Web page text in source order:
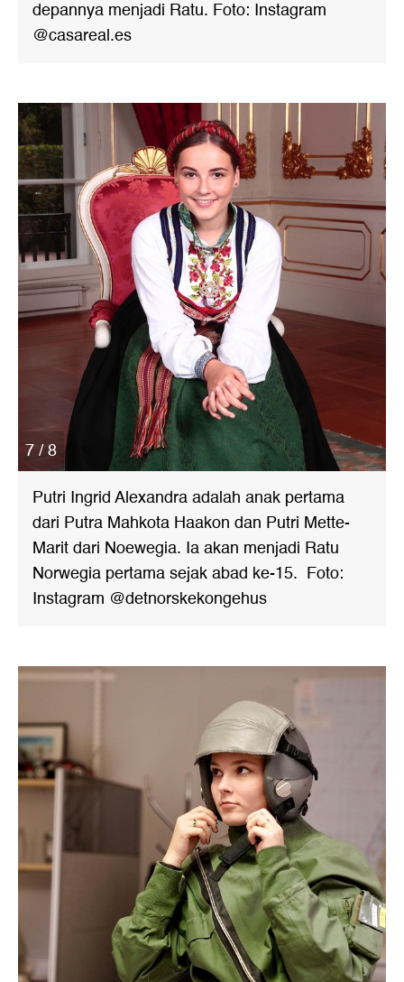
depannya menjadi Ratu. Foto: Instagram
@casareal.es
7 / 8
Putri Ingrid Alexandra adalah anak pertama
dari Putra Mahkota Haakon dan Putri Mette-
Marit dari Noewegia. Ia akan menjadi Ratu
Norwegia pertama sejak abad ke-15. Foto:
Instagram @detnorskekongehus